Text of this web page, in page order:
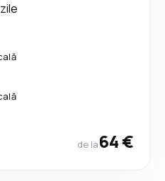
de la64 €